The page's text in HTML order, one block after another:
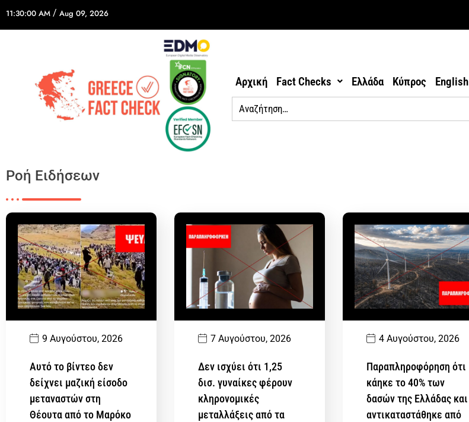
11:30:00 AM / Aug 09, 2026
Αρχική Fact Checks Ελλάδα Κύπρος English
Ροή Ειδήσεων
9 Αυγούστου, 2026
Αυτό το βίντεο δεν
δείχνει μαζική είσοδο
μεταναστών στη
Θέουτα από το Μαρόκο
7 Αυγούστου, 2026
Δεν ισχύει ότι 1,25
δισ. γυναίκες φέρουν
κληρονομικές
μεταλλάξεις από τα
4 Αυγούστου, 2026
Παραπληροφόρηση ότι
κάηκε το 40% των
δασών της Ελλάδας και
αντικαταστάθηκε από